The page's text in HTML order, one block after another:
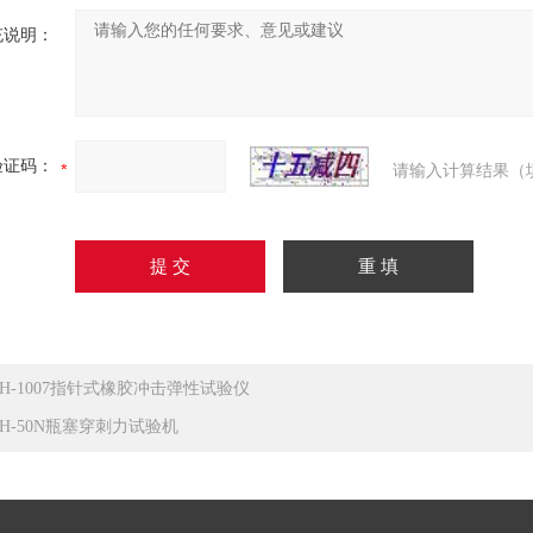
明：
码： 请输入计算结果（
1007指针式橡胶冲击弹性试验仪
50N瓶塞穿刺力试验机